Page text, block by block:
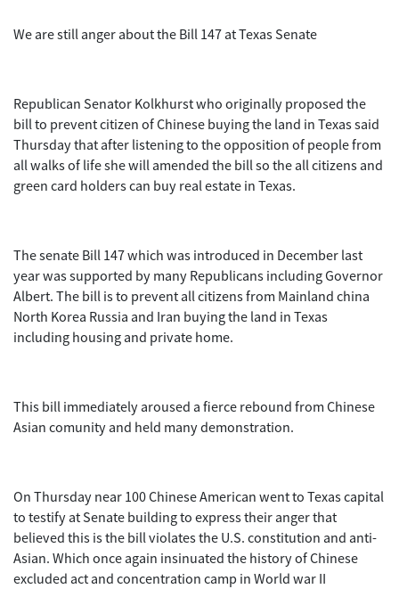
We are still anger about the Bill 147 at Texas Senate
Republican Senator Kolkhurst who originally proposed the
bill to prevent citizen of Chinese buying the land in Texas said
Thursday that after listening to the opposition of people from
all walks of life she will amended the bill so the all citizens and
green card holders can buy real estate in Texas.
The senate Bill 147 which was introduced in December last
year was supported by many Republicans including Governor
Albert. The bill is to prevent all citizens from Mainland china
North Korea Russia and Iran buying the land in Texas
including housing and private home.
This bill immediately aroused a fierce rebound from Chinese
Asian comunity and held many demonstration.
On Thursday near 100 Chinese American went to Texas capital
to testify at Senate building to express their anger that
believed this is the bill violates the U.S. constitution and anti-
Asian. Which once again insinuated the history of Chinese
excluded act and concentration camp in World war II